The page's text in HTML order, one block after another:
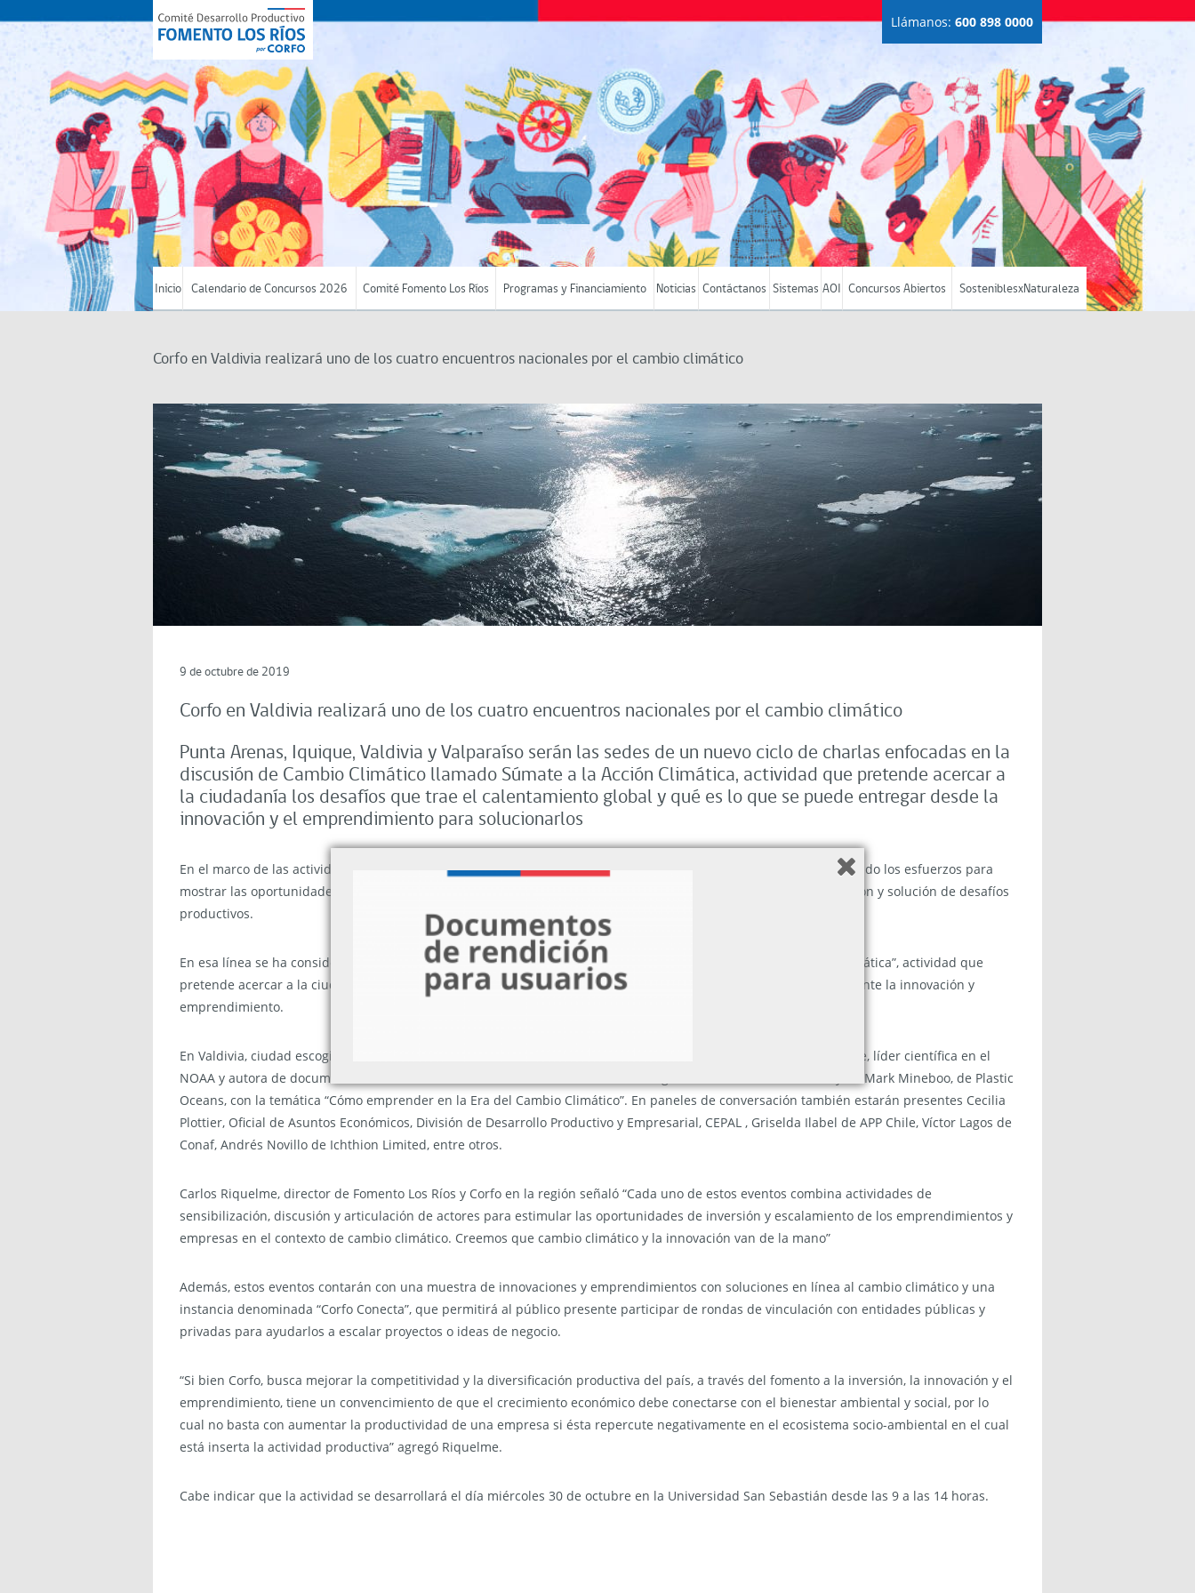
Inicio Calendario de Concursos 2026 Comité Fomento Los Ríos Programas y Financiamiento Noticias Contáctanos Sistemas AOI Concursos Abiertos SosteniblesxNaturaleza
Llámanos: 600 898 0000
Corfo en Valdivia realizará uno de los cuatro encuentros nacionales por el cambio climático
9 de octubre de 2019
Corfo en Valdivia realizará uno de los cuatro encuentros nacionales por el cambio climático
Punta Arenas, Iquique, Valdivia y Valparaíso serán las sedes de un nuevo ciclo de charlas enfocadas en la
discusión de Cambio Climático llamado Súmate a la Acción Climática, actividad que pretende acercar a
la ciudadanía los desafíos que trae el calentamiento global y qué es lo que se puede entregar desde la
innovación y el emprendimiento para solucionarlos
En el marco de las actividades de la COP25, a realizarse en diciembre próximo en nuestro país, Corfo ha intensificado los esfuerzos para
mostrar las oportunidades de negocios que se originan a partir de la acción climática; promoviendo la identificación y solución de desafíos
productivos.
En esa línea se ha considerado realizar un ciclo de jornadas (4 side events) denominados “Súmate a la Acción Climática”, actividad que
pretende acercar a la ciudadanía los desafíos del cambio climático, y la oportunidad que hay de abordarlos mediante la innovación y
emprendimiento.
En Valdivia, ciudad escogida para realizar el evento de la macrozona Sur, se destaca la participación de Sylvia Earle, líder científica en el
NOAA y autora de documentales de NatGeo, con la charla TED “El calentamiento global en nuestros océanos”, y de Mark Mineboo, de Plastic
Oceans, con la temática “Cómo emprender en la Era del Cambio Climático”. En paneles de conversación también estarán presentes Cecilia
Plottier, Oficial de Asuntos Económicos, División de Desarrollo Productivo y Empresarial, CEPAL , Griselda Ilabel de APP Chile, Víctor Lagos de
Conaf, Andrés Novillo de Ichthion Limited, entre otros.
Carlos Riquelme, director de Fomento Los Ríos y Corfo en la región señaló “Cada uno de estos eventos combina actividades de
sensibilización, discusión y articulación de actores para estimular las oportunidades de inversión y escalamiento de los emprendimientos y
empresas en el contexto de cambio climático. Creemos que cambio climático y la innovación van de la mano”
Además, estos eventos contarán con una muestra de innovaciones y emprendimientos con soluciones en línea al cambio climático y una
instancia denominada “Corfo Conecta”, que permitirá al público presente participar de rondas de vinculación con entidades públicas y
privadas para ayudarlos a escalar proyectos o ideas de negocio.
“Si bien Corfo, busca mejorar la competitividad y la diversificación productiva del país, a través del fomento a la inversión, la innovación y el
emprendimiento, tiene un convencimiento de que el crecimiento económico debe conectarse con el bienestar ambiental y social, por lo
cual no basta con aumentar la productividad de una empresa si ésta repercute negativamente en el ecosistema socio-ambiental en el cual
está inserta la actividad productiva” agregó Riquelme.
Cabe indicar que la actividad se desarrollará el día miércoles 30 de octubre en la Universidad San Sebastián desde las 9 a las 14 horas.